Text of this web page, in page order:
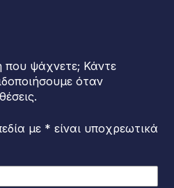
που ψάχνετε; Κάντε
όταν
με * είναι υποχρεωτικά